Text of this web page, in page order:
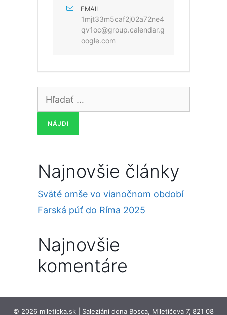
EMAIL
1mjt33m5caf2j02a72ne4
qv1oc@group.calendar.g
oogle.com
Hľadať:
Najnovšie články
Sväté omše vo vianočnom období
Farská púť do Ríma 2025
Najnovšie
komentáre
© 2026 mileticka.sk | Saleziáni dona Bosca, Miletičova 7, 821 08